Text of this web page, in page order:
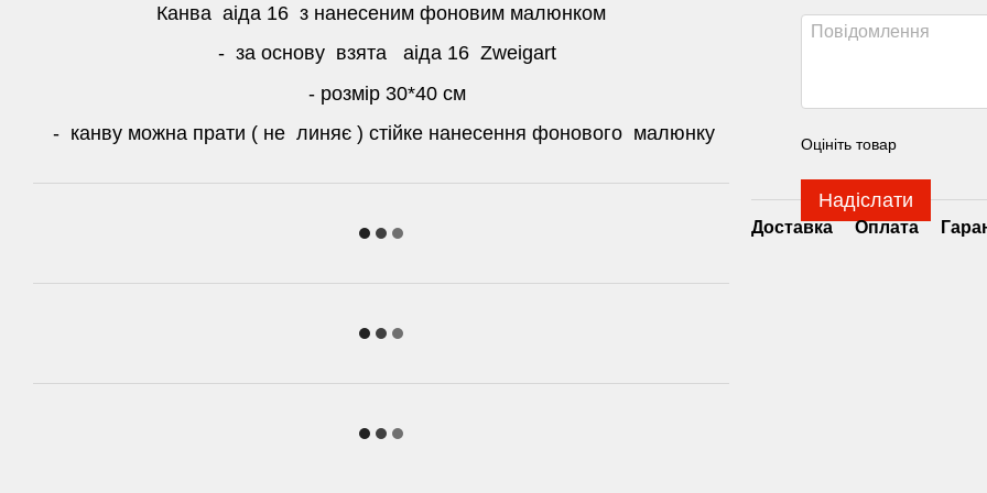
Канва аіда 16 з нанесеним фоновим малюнком
- за основу взята аіда 16 Zweigart
- розмір 30*40 см
- канву можна прати ( не линяє ) стійке нанесення фонового малюнку
Оцініть товар
Надіслати
Доставка Оплата